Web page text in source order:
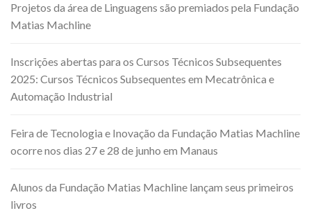
Projetos da área de Linguagens são premiados pela Fundação
Matias Machline
Inscrições abertas para os Cursos Técnicos Subsequentes
2025: Cursos Técnicos Subsequentes em Mecatrônica e
Automação Industrial
Feira de Tecnologia e Inovação da Fundação Matias Machline
ocorre nos dias 27 e 28 de junho em Manaus
Alunos da Fundação Matias Machline lançam seus primeiros
livros